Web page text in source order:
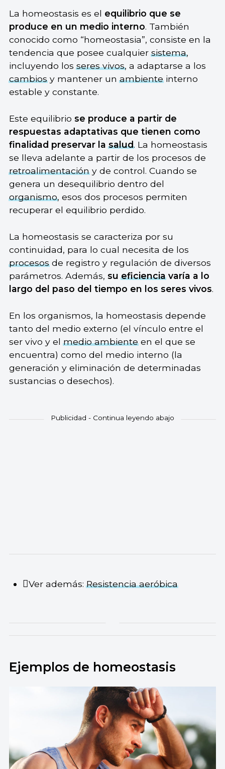
La homeostasis es el equilibrio que se
produce en un medio interno. También
conocido como “homeostasia”, consiste en la
tendencia que posee cualquiersistema,
incluyendo losseres vivos, a adaptarse a los
cambiosy mantener unambienteinterno
estable y constante.
Este equilibrio se produce a partir de
respuestas adaptativas que tienen como
finalidad preservar lasalud. La homeostasis
se lleva adelante a partir de los procesos de
retroalimentacióny de control. Cuando se
genera un desequilibrio dentro del
organismo, esos dos procesos permiten
recuperar el equilibrio perdido.
La homeostasis se caracteriza por su
continuidad, para lo cual necesita de los
procesosde registro y regulación de diversos
parámetros. Además, sueficienciavaría a lo
largo del paso del tiempo en los seres vivos.
En los organismos, la homeostasis depende
tanto del medio externo (el vínculo entre el
ser vivo y elmedio ambienteen el que se
encuentra) como del medio interno (la
generación y eliminación de determinadas
sustancias o desechos).
Ver además:Resistencia aeróbica
Ejemplos de homeostasis